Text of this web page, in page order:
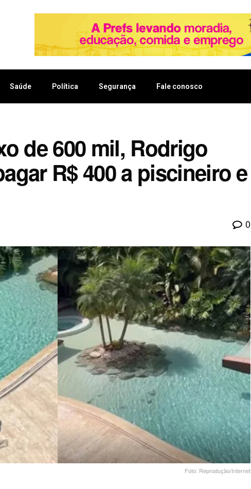
Saúde Política Segurança Fale conosco
de 600 mil, Rodrigo
R$ 400 a piscineiro e
0
Foto: Reprodução/Internet